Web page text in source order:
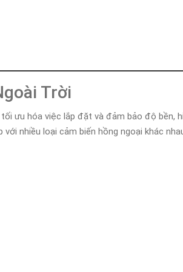
Trời
ưu hóa việc lắp đặt và đảm bảo độ bền,
nhiều loại cảm biến hồng ngoại khác